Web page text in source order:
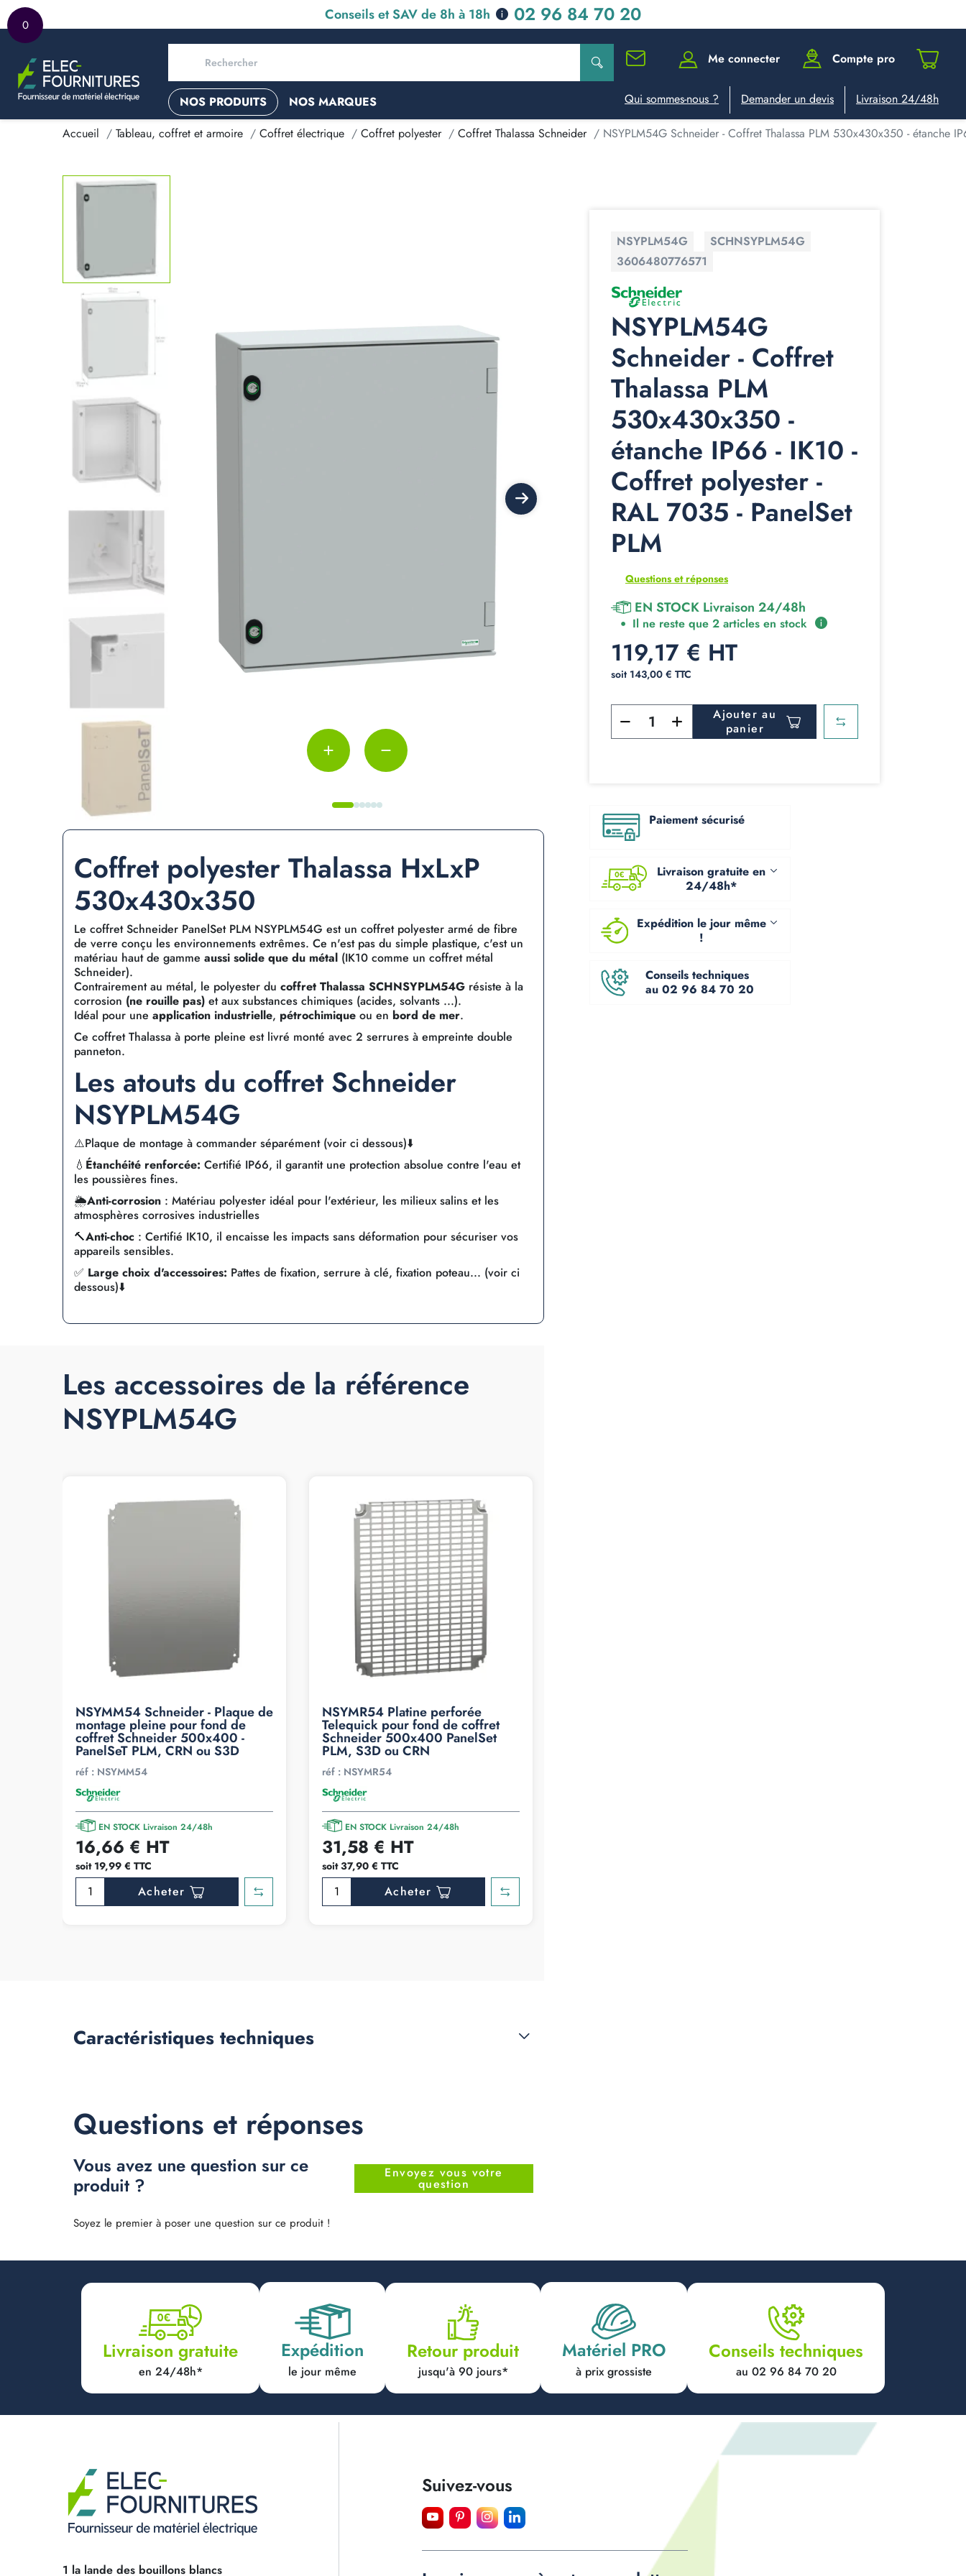
0
Conseils et SAV de 8h à 18h 02 96 84 70 20
NOS PRODUITS NOS MARQUES
Me connecter Compte pro
Qui sommes-nous ? Demander un devis Livraison 24/48h
Accueil Tableau, coffret et armoire Coffret électrique Coffret polyester Coffret Thalassa Schneider NSYPLM54G Schneider - Coffret Thalassa PLM 530x430x350 - étanche
NSYPLM54G
SCHNSYPLM54G
3606480776571
NSYPLM54G
Schneider - Coffret
Thalassa PLM
530x430x350 -
étanche IP66 - IK10 -
Coffret polyester -
RAL 7035 - PanelSet
PLM
Questions et réponses
EN STOCK Livraison 24/48h
Il ne reste que 2 articles en stock
119,17 € HT
soit 143,00 € TTC
Ajouter au
panier
Paiement sécurisé
Livraison gratuite en
24/48h*
Expédition le jour même
!
Conseils techniques
au 02 96 84 70 20
add remove
Coffret polyester Thalassa HxLxP
530x430x350
Le coffret Schneider PanelSet PLM NSYPLM54G est un coffret polyester armé de fibre
de verre conçu les environnements extrêmes. Ce n'est pas du simple plastique, c'est un
matériau haut de gammeaussi solide que du métal (IK10 comme un coffret métal
Schneider).
Contrairement au métal, le polyester ducoffret Thalassa SCHNSYPLM54G résiste à la
corrosion (ne rouille pas) et aux substances chimiques (acides, solvants ...).
Idéal pour uneapplication industrielle, pétrochimique ou en bord de mer.
Ce coffret Thalassa à porte pleine est livré monté avec 2 serrures à empreinte double
panneton.
Les atouts du coffret Schneider
NSYPLM54G
⚠️Plaque de montage à commander séparément (voir ci dessous)⬇️
💧 Étanchéité renforcée: Certifié IP66, il garantit une protection absolue contre l'eau et
les poussières fines.
🌦️Anti-corrosion : Matériau polyester idéal pour l'extérieur, les milieux salins et les
atmosphères corrosives industrielles
🔨Anti-choc : Certifié IK10, il encaisse les impacts sans déformation pour sécuriser vos
appareils sensibles.
✅ Large choix d'accessoires: Pattes de fixation, serrure à clé, fixation poteau... (voir ci
dessous)⬇️
Les accessoires de la référence
NSYPLM54G
NSYMM54 Schneider - Plaque de
montage pleine pour fond de
coffret Schneider 500x400 -
PanelSeT PLM, CRN ou S3D
réf : NSYMM54
EN STOCK Livraison 24/48h
16,66 € HT
soit 19,99 € TTC
Acheter
NSYMR54 Platine perforée
Telequick pour fond de coffret
Schneider 500x400 PanelSet
PLM, S3D ou CRN
réf : NSYMR54
EN STOCK Livraison 24/48h
31,58 € HT
soit 37,90 € TTC
Acheter
Caractéristiquestechniques
Questions et réponses
Vous avez une question sur ce
produit ?
Envoyez vous votre
question
Soyez le premier à poser une question sur ce produit !
Livraison gratuite
en 24/48h*
Expédition
le jour même
Retour produit
jusqu'à 90 jours*
Matériel PRO
à prix grossiste
Conseils techniques
au 02 96 84 70 20
1 la lande des bouillons blancs
Suivez-vous